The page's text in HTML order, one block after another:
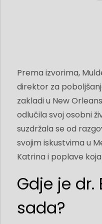
Prema izvorima,
direktor za
zakladi u New
odlučila svoj osobni
suzdržala se od
svojim iskustvima u
Katrina i poplave koja
Gdje je dr.
sada?